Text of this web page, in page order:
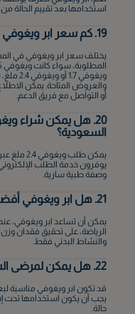
استخدامها بعد تقييم الحالة
19. كم سعر ابر ويغوفي في السعودية؟
يختلف سعر ابر ويغوفي في
ويغوفي
والعروض المتاحة. يمكن
أو التواصل مع فريق الدعم.
السعودية؟
يمكن طلب
يوفرون خدمة الطلب
وصفة طبية سارية.
21. هل ابر ويغوفي أفضل من الحمية الغذائية وحدها؟
يمكن أن تساعد ابر ويغوفي،
الرياضة، على تحقيق فقدان وزن
والنشاط البدني فقط.
22. هل يمكن لمرضى السكري استخدام ابر ويغوفي؟
قد تكون ابر ويغوفي مناسبة
يجب أن يكون استخدامها تحت
حالة.